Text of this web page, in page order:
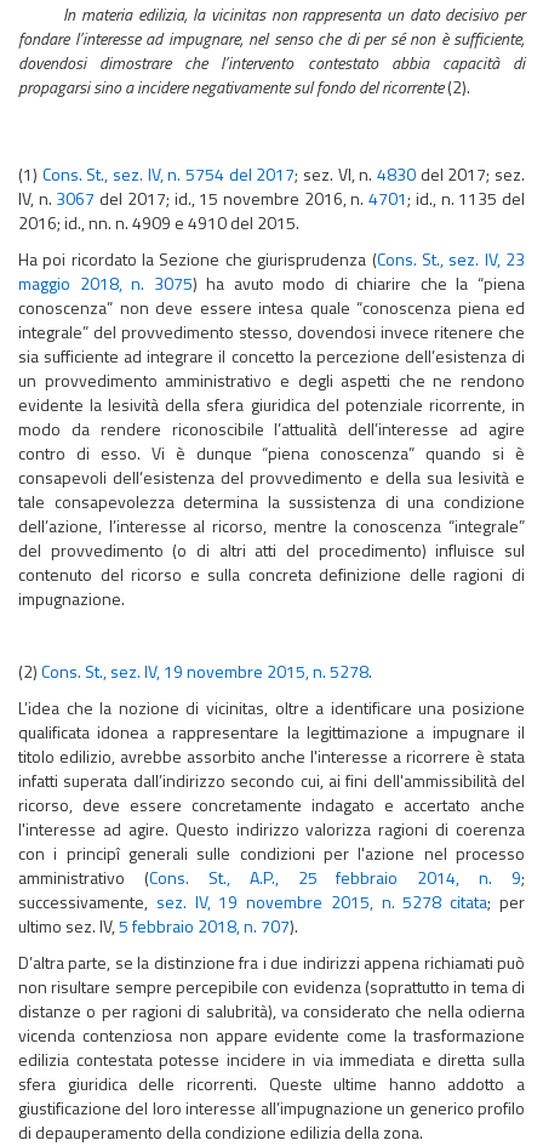
In materia edilizia, la vicinitas non rappresenta un dato decisivo per
fondare l’interesse ad impugnare, nel senso che di per sé non è sufficiente,
dovendosi dimostrare che l’intervento contestato abbia capacità di
propagarsi sino a incidere negativamente sul fondo del ricorrente(2).
(1) Cons. St., sez. IV, n. 5754 del 2017; sez. VI, n.4830 del 2017; sez.
IV, n. 3067 del 2017; id., 15 novembre 2016, n.4701; id., n. 1135 del
2016; id., nn. n. 4909 e 4910 del 2015.
Ha poi ricordato la Sezione che giurisprudenza (Cons. St., sez. IV, 23
maggio 2018, n. 3075) ha avuto modo di chiarire che la “piena
conoscenza” non deve essere intesa quale “conoscenza piena ed
integrale” del provvedimento stesso, dovendosi invece ritenere che
sia sufficiente ad integrare il concetto la percezione dell’esistenza di
un provvedimento amministrativo e degli aspetti che ne rendono
evidente la lesività della sfera giuridica del potenziale ricorrente, in
modo da rendere riconoscibile l’attualità dell’interesse ad agire
contro di esso. Vi è dunque “piena conoscenza” quando si è
consapevoli dell’esistenza del provvedimento e della sua lesività e
tale consapevolezza determina la sussistenza di una condizione
dell’azione, l’interesse al ricorso, mentre la conoscenza “integrale”
del provvedimento (o di altri atti del procedimento) influisce sul
contenuto del ricorso e sulla concreta definizione delle ragioni di
impugnazione.
(2)Cons. St., sez. IV, 19 novembre 2015, n. 5278.
L’idea che la nozione di vicinitas, oltre a identificare una posizione
qualificata idonea a rappresentare la legittimazione a impugnare il
titolo edilizio, avrebbe assorbito anche l'interesse a ricorrere è stata
infatti superata dall’indirizzo secondo cui, ai fini dell'ammissibilità del
ricorso, deve essere concretamente indagato e accertato anche
l'interesse ad agire. Questo indirizzo valorizza ragioni di coerenza
con i principî generali sulle condizioni per l'azione nel processo
amministrativo (Cons. St., A.P., 25 febbraio 2014, n. 9;
successivamente, sez. IV, 19 novembre 2015, n. 5278 citata; per
ultimo sez. IV,5 febbraio 2018, n. 707).
D’altra parte, se la distinzione fra i due indirizzi appena richiamati può
non risultare sempre percepibile con evidenza (soprattutto in tema di
distanze o per ragioni di salubrità), va considerato che nella odierna
vicenda contenziosa non appare evidente come la trasformazione
edilizia contestata potesse incidere in via immediata e diretta sulla
sfera giuridica delle ricorrenti. Queste ultime hanno addotto a
giustificazione del loro interesse all’impugnazione un generico profilo
di depauperamento della condizione edilizia della zona.